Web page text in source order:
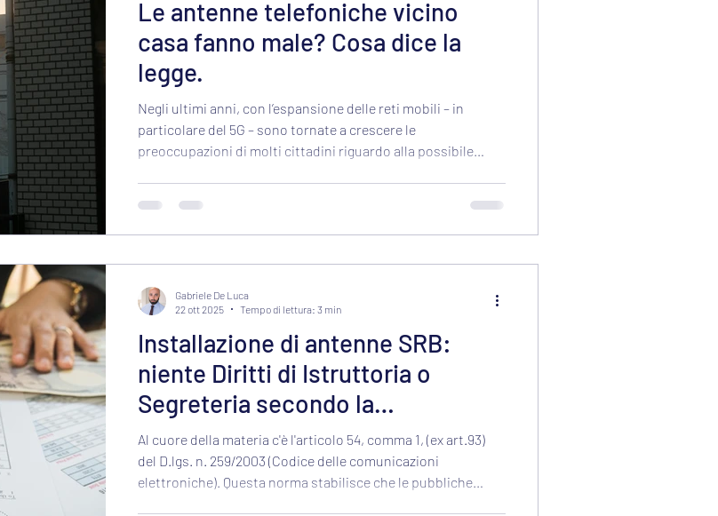
Le antenne telefoniche vicino
casa fanno male? Cosa dice la
legge.
Negli ultimi anni, con l’espansione delle reti mobili – in
particolare del 5G – sono tornate a crescere le
preoccupazioni di molti cittadini riguardo alla possibile
Installazione di antenne SRB:
niente Diritti di Istruttoria o
Segreteria secondo la
Giurisprudenza
Al cuore della materia c'è l'articolo 54, comma 1, (ex art.93)
del D.lgs. n. 259/2003 (Codice delle comunicazioni
elettroniche). Questa norma stabilisce che le pubbliche
Gabriele De Luca
22 ott 2025
Tempo di lettura: 3 min